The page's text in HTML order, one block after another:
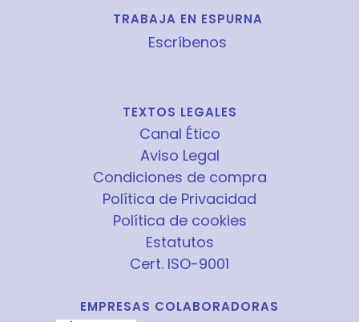
TRABAJA EN ESPURNA
Escríbenos
TEXTOS LEGALES
Canal Ético
Aviso Legal
Condiciones de compra
Política de Privacidad
Política de cookies
Estatutos
Cert. ISO-9001
EMPRESAS COLABORADORAS